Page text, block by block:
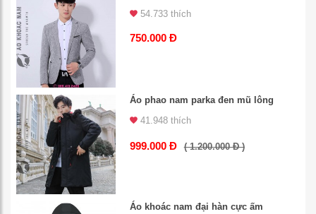
54.733 thích
750.000 Đ
Áo phao nam parka đen mũ lông
41.948 thích
999.000 Đ ( 1.200.000 Đ )
Áo khoác nam đại hàn cực ấm